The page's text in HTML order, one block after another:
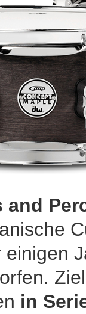
and
einigen
in